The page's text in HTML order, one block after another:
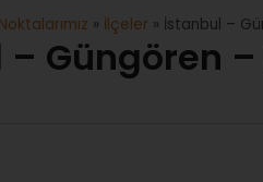
» İlçeler » İstanbul –
Güngören –